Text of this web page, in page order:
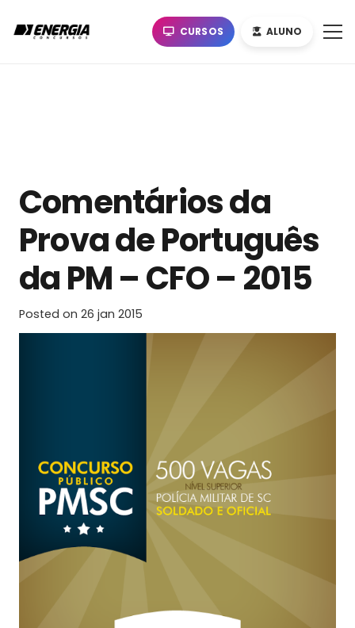
CURSOS ALUNO
Comentários da
Prova de Português
da PM – CFO – 2015
Posted on 26 jan 2015